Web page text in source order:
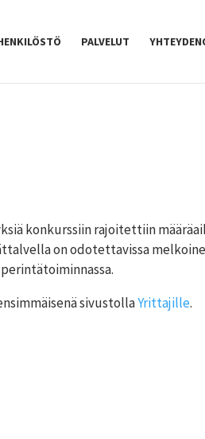
PALVELUT
konkurssiin rajoitettiin
on odotettavissa
sivustollaYrittajille.